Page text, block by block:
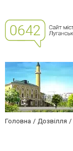
Головна Дозвілля